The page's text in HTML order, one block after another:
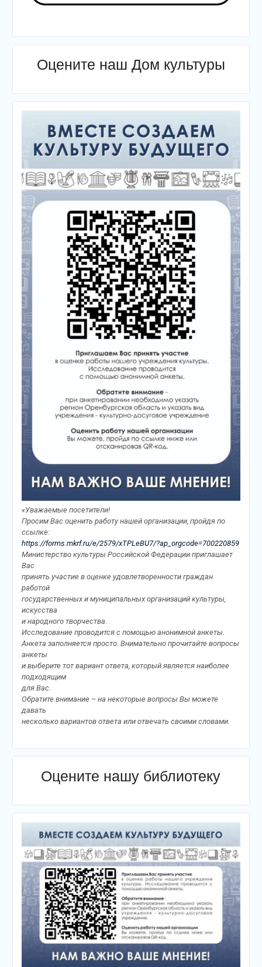
Оцените наш Дом культуры
«Уважаемые посетители!
Просим Вас оценить работу нашей организации, пройдя по
ссылке:
https://forms.mkrf.ru/e/2579/xTPLeBU7/?ap_orgcode=700220859
Министерство культуры Российской Федерации приглашает
Вас
принять участие в оценке удовлетворенности граждан
работой
государственных и муниципальных организаций культуры,
искусства
и народного творчества.
Исследование проводится с помощью анонимной анкеты.
Анкета заполняется просто. Внимательно прочитайте вопросы
анкеты
и выберите тот вариант ответа, который является наиболее
подходящим
для Вас.
Обратите внимание – на некоторые вопросы Вы можете
давать
несколько вариантов ответа или отвечать своими словами.
Оцените нашу библиотеку